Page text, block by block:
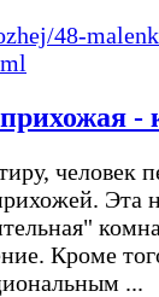
-
человек
Эта
Кроме
...